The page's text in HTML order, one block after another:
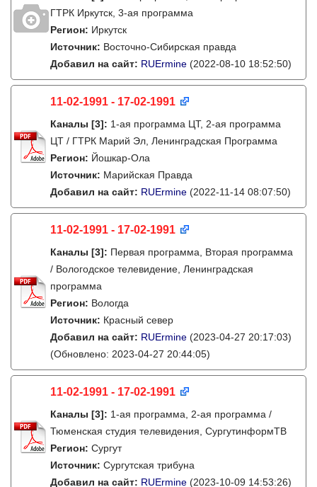
ГТРК Иркутск, 3-ая программа
Регион: Иркутск
Источник: Восточно-Сибирская правда
Добавил на сайт: RUErmine (2022-08-10 18:52:50)
11-02-1991 - 17-02-1991
Каналы [3]: 1-ая программа ЦТ, 2-ая программа
ЦТ / ГТРК Марий Эл, Ленинградская Программа
Регион: Йошкар-Ола
Источник: Марийская Правда
Добавил на сайт: RUErmine (2022-11-14 08:07:50)
11-02-1991 - 17-02-1991
Каналы [3]: Первая программа, Вторая программа
/ Вологодское телевидение, Ленинградская
программа
Регион: Вологда
Источник: Красный север
Добавил на сайт: RUErmine (2023-04-27 20:17:03)
(Обновлено: 2023-04-27 20:44:05)
11-02-1991 - 17-02-1991
Каналы [3]: 1-ая программа, 2-ая программа /
Тюменская студия телевидения, СургутинформТВ
Регион: Сургут
Источник: Сургутская трибуна
Добавил на сайт: RUErmine (2023-10-09 14:53:26)